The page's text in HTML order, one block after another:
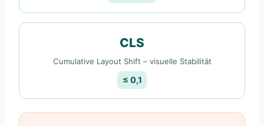
CLS
Cumulative Layout Shift – visuelle Stabilität
≤ 0,1